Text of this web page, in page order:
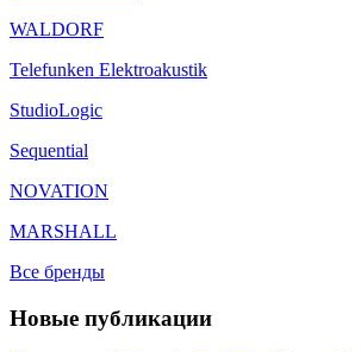
WALDORF
Telefunken Elektroakustik
StudioLogic
Sequential
NOVATION
MARSHALL
Все бренды
Новые публикации